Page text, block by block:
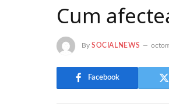
Cum
By SOCIALNEWS
Facebook